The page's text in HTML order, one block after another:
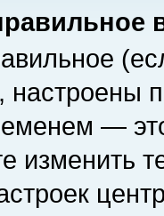
—
изменить